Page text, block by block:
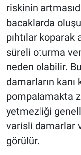
riskinin
bacaklarda
pıhtılar
süreli oturma
neden olabilir.
damarların
pompalamakta
yetmezliği
varisli damarlar
görülür.